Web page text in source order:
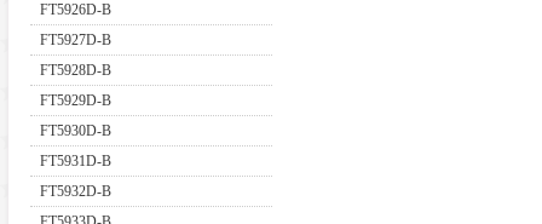
FT5926D-B
FT5927D-B
FT5928D-B
FT5929D-B
FT5930D-B
FT5931D-B
FT5932D-B